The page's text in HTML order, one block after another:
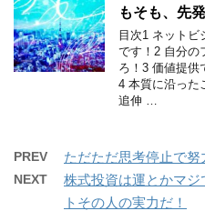
もそも、先
目次1 ネット
です！2 自分の
ろ！3 価値提供
4 本質に沿った
追伸 …
PREV ただただ思考停止で
NEXT
株式投資は運とかマ
トその人の実力だ！